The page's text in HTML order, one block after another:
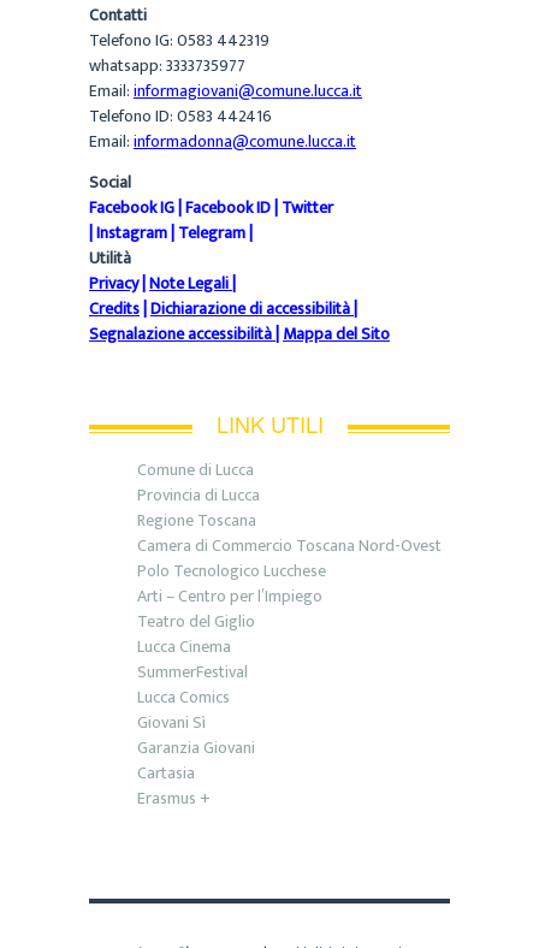
Contatti
Telefono IG: 0583 442319
whatsapp: 3333735977
Email:informagiovani@comune.lucca.it
Telefono ID: 0583 442416
Email:informadonna@comune.lucca.it
Social
Facebook IG|Facebook ID|Twitter
|Instagram|Telegram|
Utilità
Privacy|Note Legali|
Credits|Dichiarazione di accessibilità|
Segnalazione accessibilità|Mappa del Sito
LINK UTILI
Comune di Lucca
Provincia di Lucca
Regione Toscana
Camera di Commercio Toscana Nord-Ovest
Polo Tecnologico Lucchese
Arti – Centro per l’Impiego
Teatro del Giglio
Lucca Cinema
SummerFestival
Lucca Comics
Giovani Sì
Garanzia Giovani
Cartasia
Erasmus +